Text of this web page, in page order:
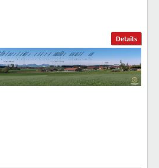
Details